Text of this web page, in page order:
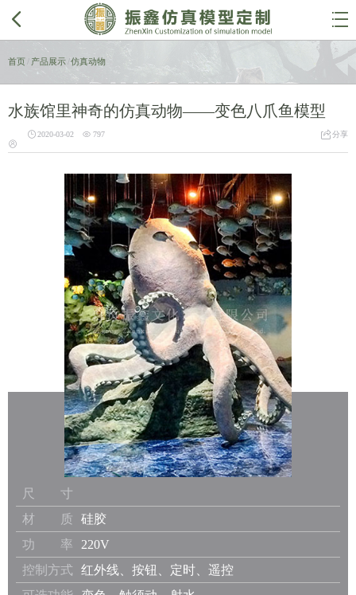
 
首页 产品展示/仿真动物
水族馆里神奇的仿真动物——变色八爪鱼模型

 2020-03-02  797 分享
尺 寸
材 质
硅胶
功 率
220V
控制方式
红外线、按钮、定时、遥控